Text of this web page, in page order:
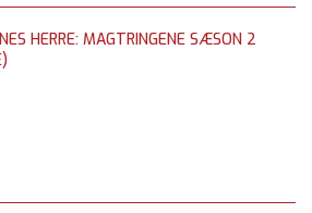
HERRE: MAGTRINGENE SÆSON 2